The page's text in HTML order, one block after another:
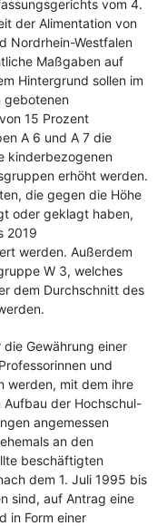
vom 4.
der Alimentation von
Nordrhein-Westfalen
Maßgaben auf
Hintergrund sollen im
gebotenen
15 Prozent
A 6 und A 7 die
kinderbezogenen
erhöht werden.
die gegen die Höhe
oder geklagt haben,
2019
werden. Außerdem
W 3, welches
dem Durchschnitt des
Gewährung einer
und
werden, mit dem ihre
der Hochschul-
angemessen
an den
beschäftigten
dem 1. Juli 1995 bis
sind, auf Antrag eine
in Form einer